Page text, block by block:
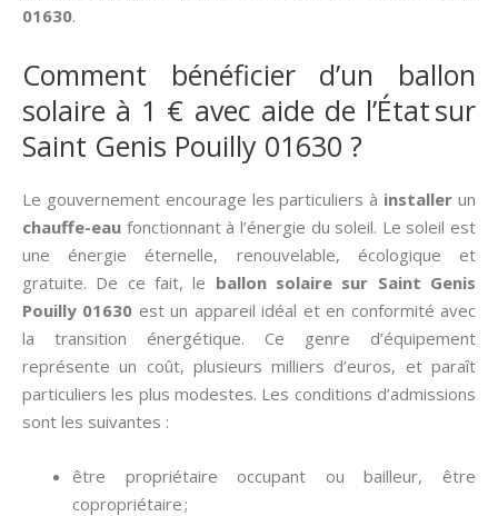
01630.
Comment bénéficier d’un ballon
solaire à 1 € avec aide de l’État sur
Saint Genis Pouilly 01630 ?
Le gouvernement encourage les particuliers à installer un
chauffe-eau fonctionnant à l’énergie du soleil. Le soleil est
une énergie éternelle, renouvelable, écologique et
gratuite. De ce fait, le ballon solaire sur Saint Genis
Pouilly 01630 est un appareil idéal et en conformité avec
la transition énergétique. Ce genre d’équipement
représente un coût, plusieurs milliers d’euros, et paraît
particuliers les plus modestes. Les conditions d’admissions
sont les suivantes :
être propriétaire occupant ou bailleur, être
copropriétaire ;